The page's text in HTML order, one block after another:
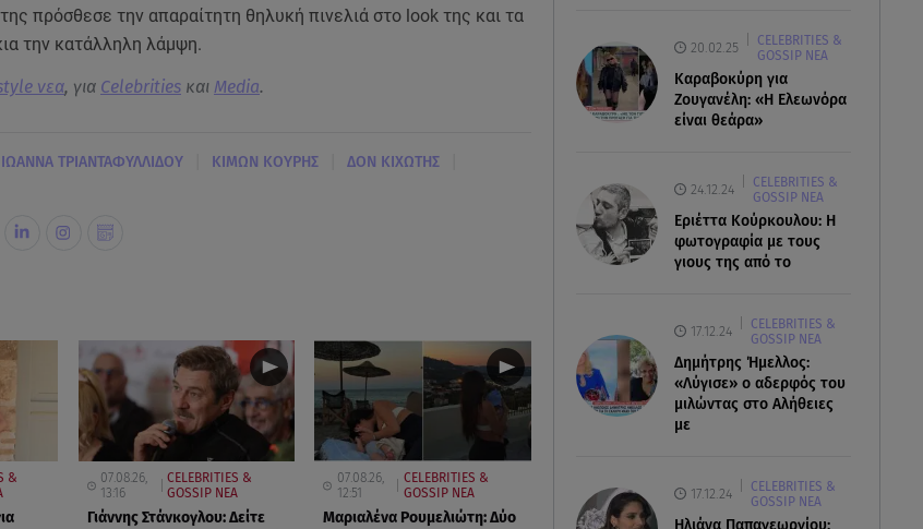
20.02.25
CELEBRITIES &
GOSSIP ΝΕΑ
Καραβοκύρη για
Ζουγανέλη: «Η Ελεωνόρα
είναι θεάρα»
24.12.24
CELEBRITIES &
GOSSIP ΝΕΑ
Εριέττα Κούρκουλου: Η
φωτογραφία με τους
γιους της από το
17.12.24
CELEBRITIES &
GOSSIP ΝΕΑ
Δημήτρης Ήμελλος:
«Λύγισε» ο αδερφός του
μιλώντας στο Αλήθειες
με
17.12.24
CELEBRITIES &
GOSSIP ΝΕΑ
Ηλιάνα Παπαγεωργίου:
πρόσθεσε την απαραίτητη θηλυκή πινελιά στο look της και τα
την κατάλληλη λάμψη.
νεα, για Celebritiesκαι Media.
ΙΩΑΝΝΑ ΤΡΙΑΝΤΑΦΥΛΛΙΔΟΥ ΚΙΜΩΝ ΚΟΥΡΗΣ ΔΟΝ ΚΙΧΩΤΗΣ
&
07.08.26,
13:16
CELEBRITIES &
GOSSIP ΝΕΑ
Γιάννης Στάνκογλου: Δείτε
07.08.26,
12:51
CELEBRITIES &
GOSSIP ΝΕΑ
Μαριαλένα Ρουμελιώτη: Δύο